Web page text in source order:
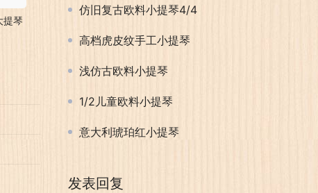
仿旧复古欧料小提琴4/4
高档虎皮纹手工小提琴
浅仿古欧料小提琴
1/2儿童欧料小提琴
意大利琥珀红小提琴
发表回复
提琴